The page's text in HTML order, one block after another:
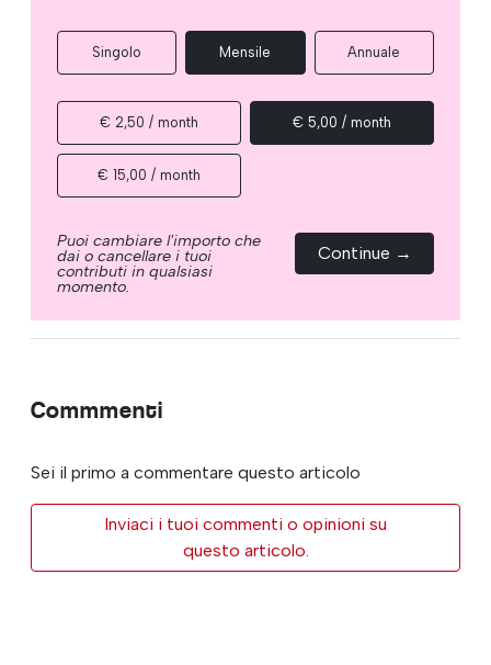
Singolo Mensile Annuale
€ 2,50 / month € 5,00 / month
€ 15,00 / month
Puoi cambiare l'importo che
dai o cancellare i tuoi
contributi in qualsiasi
momento.
Continue →
Commmenti
Sei il primo a commentare questo articolo
Inviaci i tuoi commenti o opinioni su
questo articolo.